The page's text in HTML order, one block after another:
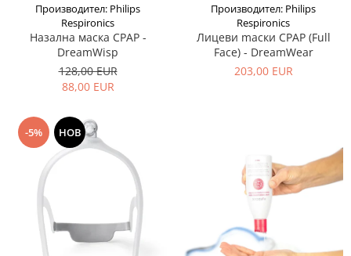
Производител: Philips
Respironics
Назална маска CPAP -
DreamWisp
128,00 EUR
88,00 EUR
Производител: Philips
Respironics
Лицеви mаски CPAP (Full
Face) - DreamWear
203,00 EUR
-5% НОВ